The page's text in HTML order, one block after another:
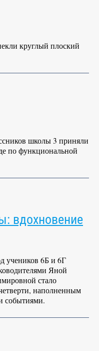
круглый плоский
школы 3 приняли
по функциональной
вдохновение
учеников 6Б и 6Г
Яной
стало
наполненным
событиями.